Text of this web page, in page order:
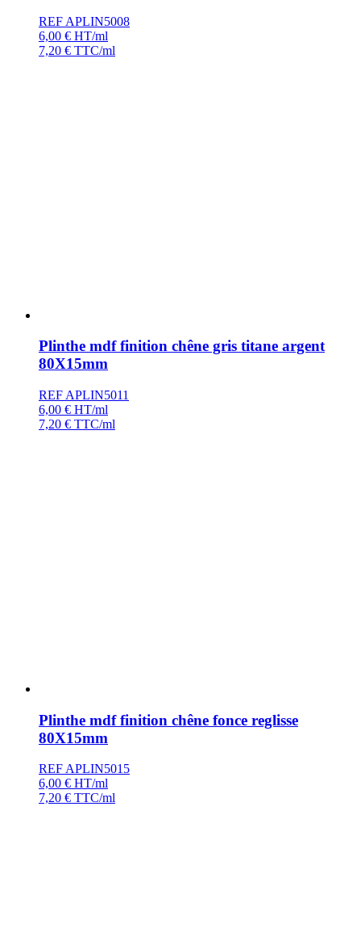
REF APLIN5008
6,00 € HT/ml
7,20 € TTC/ml
Plinthe mdf finition chêne gris titane argent
80X15mm
REF APLIN5011
6,00 € HT/ml
7,20 € TTC/ml
Plinthe mdf finition chêne fonce reglisse
80X15mm
REF APLIN5015
6,00 € HT/ml
7,20 € TTC/ml